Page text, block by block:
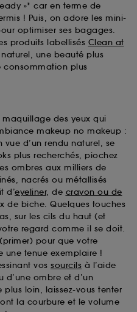
»* car en terme de
! Puis, on adore les mini-
optimiser ses bagages.
produits labellisés Clean at
une beauté plus
consommation plus
des yeux qui
makeup no makeup :
vue d’un rendu naturel, se
plus recherchés, piochez
ombres aux milliers de
nacrés ou métallisés
d’eyeliner, de crayon ou de
de biche. Quelques touches
sur les cils du haut (et
regard comme il se doit.
(primer) pour que votre
une tenue exemplaire !
vos sourcils à l’aide
d’une ombre et d’un
loin, laissez-vous tenter
la courbure et le volume